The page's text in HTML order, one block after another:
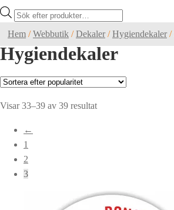
Products
Hem /Webbutik /Dekaler /Hygiendekaler /
Hygiendekaler
Visar 33–39 av 39 resultatSortera
←
1
2
3